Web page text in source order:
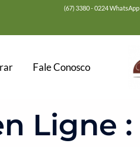
(67) 3380 - 0224 WhatsApp
Fale Conosco
Ligne :